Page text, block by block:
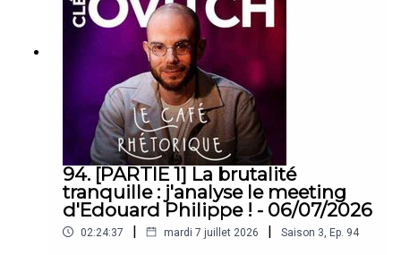
Instagram : instagram.com/clemovitch/🧵
Threads : threads.net/@clemovitch📱 TikTok :
tiktok.com/@clemovitch💬 Discord :
discord.gg/clemovitch-922206054308266014
94. [PARTIE 1] La brutalité
tranquille : j'analyse le meeting
d'Edouard Philippe ! - 06/07/2026
02:24:37 | mardi 7 juillet 2026 | Saison 3 Ep. 94